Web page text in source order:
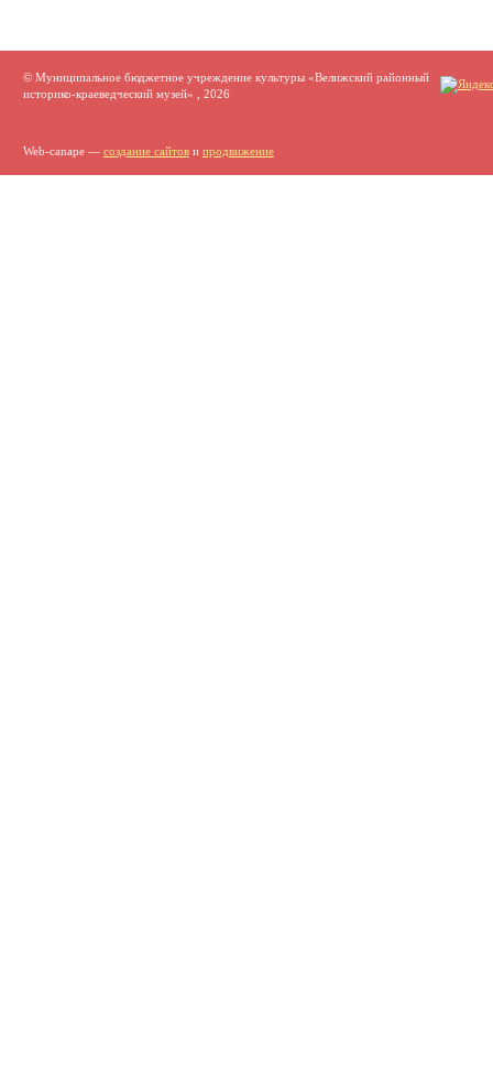
© Муниципальное бюджетное учреждение культуры «Велижский районный
историко-краеведческий музей» , 2026
Web-canape — создание сайтов и продвижение